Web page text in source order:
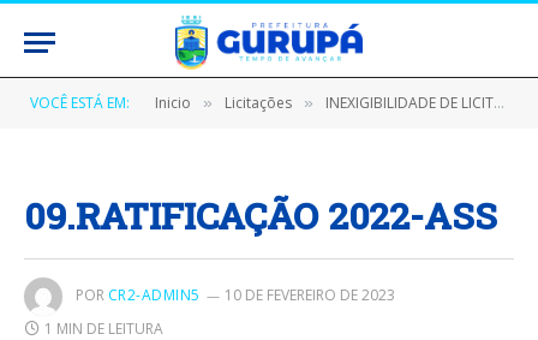
VOCÊ ESTÁ EM: Inicio » Licitações » INEXIGIBILIDADE DE LICITAÇÃO Nº 160101/2023-CPL (CONTRATAÇÃO DE SERVIÇOS TÉCNICOS ESPECIALIZADOS DE ASSESSORIA E CONSULTORIA CONTÁBIL, PARA DESENVOLVER ATIVIDADES NO ÂMBITO DA GESTÃO ADMINISTRATIVA NAS ÁREAS TÉCNICO – CONTÁBIL, ORÇAMENTÁRIA, PATRIMONIAL E FINANCEIRA,)
09.RATIFICAÇÃO 2022-ASS
POR CR2-ADMIN5
10 DE FEVEREIRO DE 2023
1 MIN DE LEITURA